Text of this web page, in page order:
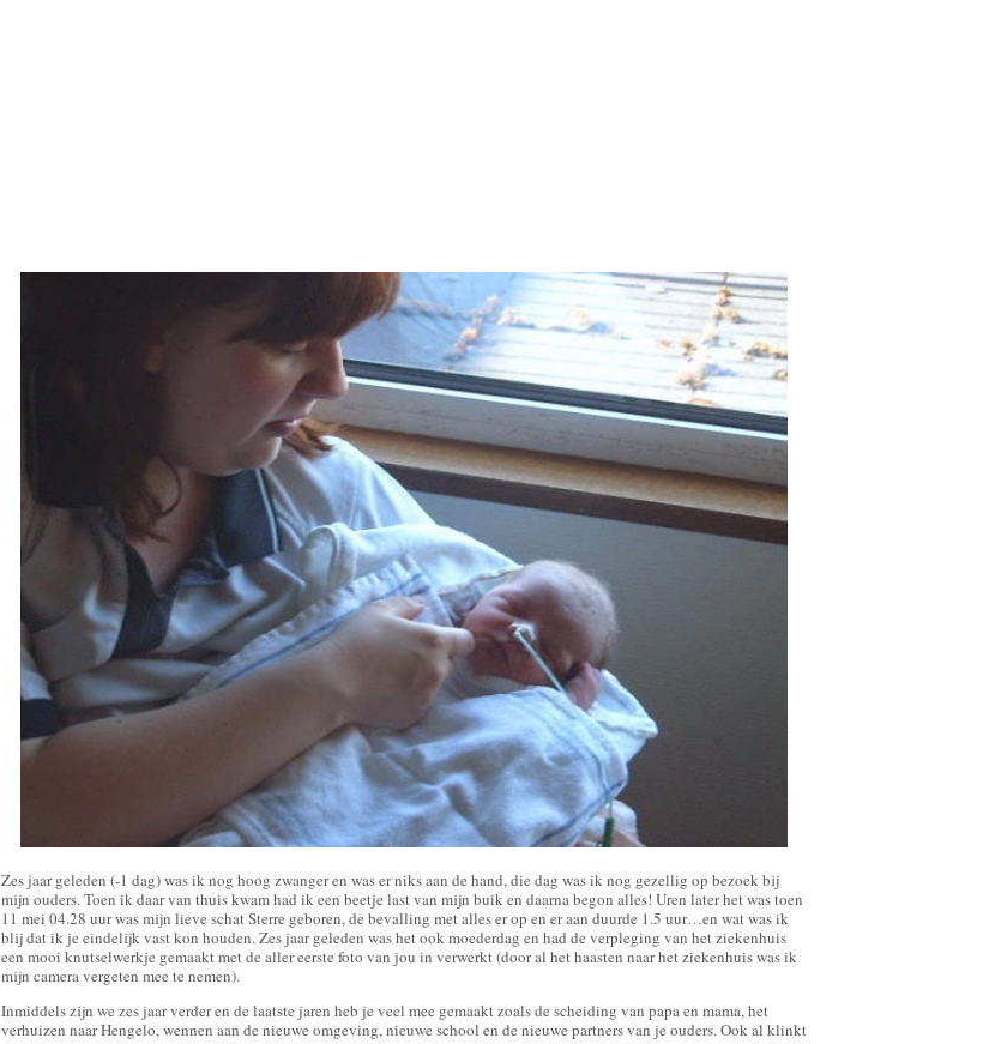
Zes jaar geleden (-1 dag) was ik nog hoog zwanger en was er niks aan de hand, die dag was ik nog gezellig op bezoek bij
mijn ouders. Toen ik daar van thuis kwam had ik een beetje last van mijn buik en daarna begon alles! Uren later het was toen
11 mei 04.28 uur was mijn lieve schat Sterre geboren, de bevalling met alles er op en er aan duurde 1.5 uur…en wat was ik
blij dat ik je eindelijk vast kon houden. Zes jaar geleden was het ook moederdag en had de verpleging van het ziekenhuis
een mooi knutselwerkje gemaakt met de aller eerste foto van jou in verwerkt (door al het haasten naar het ziekenhuis was ik
mijn camera vergeten mee te nemen).
Inmiddels zijn we zes jaar verder en de laatste jaren heb je veel mee gemaakt zoals de scheiding van papa en mama, het
verhuizen naar Hengelo, wennen aan de nieuwe omgeving, nieuwe school en de nieuwe partners van je ouders. Ook al klinkt